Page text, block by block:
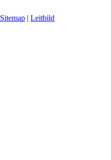
Sitemap | Leitbild